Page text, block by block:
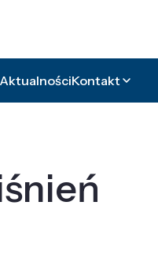
AktualnościKontakt